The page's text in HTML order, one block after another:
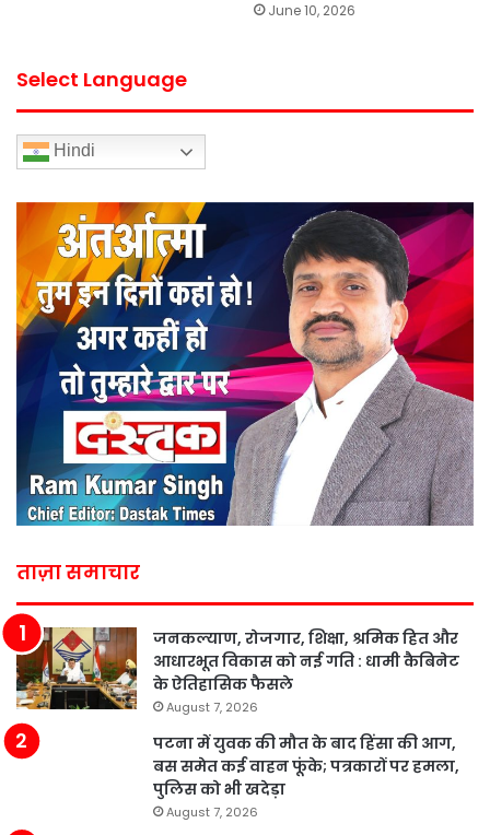
June 10, 2026
Select Language
Hindi
ताज़ा समाचार
जनकल्याण, रोजगार, शिक्षा, श्रमिक हित और
आधारभूत विकास को नई गति : धामी कैबिनेट
के ऐतिहासिक फैसले
August 7, 2026
पटना में युवक की मौत के बाद हिंसा की आग,
बस समेत कई वाहन फूंके; पत्रकारों पर हमला,
पुलिस को भी खदेड़ा
August 7, 2026